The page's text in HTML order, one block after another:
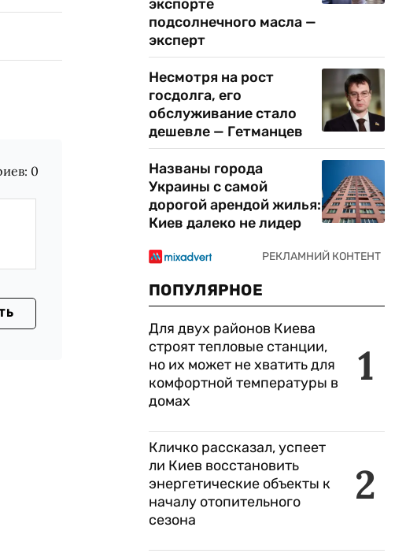
0
экспорте
подсолнечного масла —
эксперт
Несмотря на рост
госдолга, его
обслуживание стало
дешевле — Гетманцев
Названы города
Украины с самой
дорогой арендой жилья:
Киев далеко не лидер
ПОПУЛЯРНОЕ
1
Для двух районов Киева
строят тепловые станции,
но их может не хватить для
комфортной температуры в
домах
2
Кличко рассказал, успеет
ли Киев восстановить
энергетические объекты к
началу отопительного
сезона